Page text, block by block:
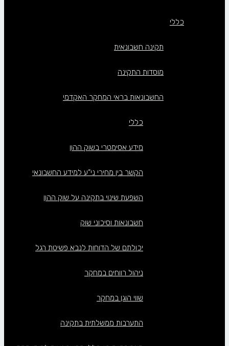
כללי
תקינה חשבונאית
מוסדות התקינה
החשבונאות בראי המחקר האקדמי
כללי
מידע אסימטרי בשוק ההון
הקשר בין מחירי ני”ע למידע החשבונאי
השפעת שינוי בתקינה על שוק ההון
חשבונאות וסיכוני שוק
יכולתם של הדוחות לנבא פשיטת רגל
ניהול רווחים במחקר
שווי הוגן במחקר
התערבות ממשלתית בתקינה